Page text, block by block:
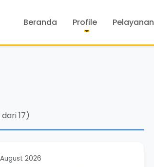
Beranda Profile Pelayanan
17)
2026